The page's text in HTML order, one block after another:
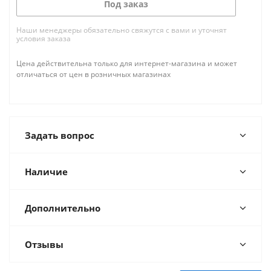
Под заказ
Наши менеджеры обязательно свяжутся с вами и уточнят
условия заказа
Цена действительна только для интернет-магазина и может
отличаться от цен в розничных магазинах
Задать вопрос
Наличие
Дополнительно
Отзывы